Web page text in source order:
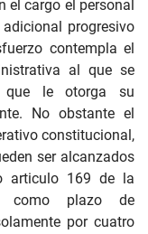
el cargo el personal
progresivo
contempla el
al que se
que le otorga su
No obstante el
constitucional,
ser alcanzados
articulo 169 de la
como plazo de
por cuatro